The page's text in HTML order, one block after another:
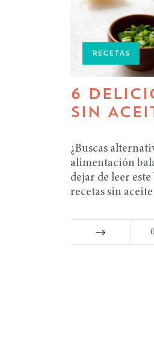
RECETAS
6
SIN
¿Buscas
alimentación
dejar de leer
recetas sin
0